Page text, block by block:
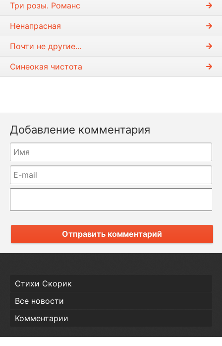
Три розы. Романс
Ненапрасная
Почти не другие...
Синеокая чистота
Добавление комментария
Отправить комментарий
Стихи Скорик
Все новости
Комментарии